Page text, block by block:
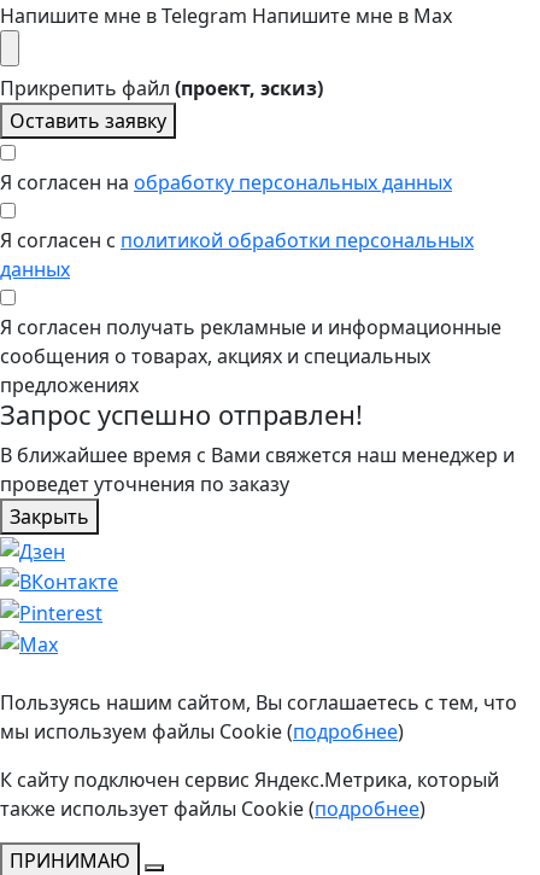
Напишите мне в Telegram Напишите мне в Max
Прикрепить файл (проект, эскиз)
Оставить заявку
Я согласен на обработку персональных данных
Я согласен с политикой обработки персональных
данных
Я согласен получать рекламные и информационные
сообщения о товарах, акциях и специальных
предложениях
Запрос успешно отправлен!
В ближайшее время с Вами свяжется наш менеджер и
проведет уточнения по заказу
Закрыть
Пользуясь нашим сайтом, Вы соглашаетесь с тем, что
мы используем файлы Cookie (подробнее)
К сайту подключен сервис Яндекс.Метрика, который
также использует файлы Cookie (подробнее)
ПРИНИМАЮ